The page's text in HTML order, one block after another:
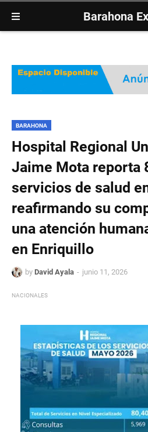
Barahona
BARAHONA
Hospital Regional
Jaime Mota reporta
servicios de salud
reafirmando su
una atención
en Enriquillo
by David Ayala junio 11, 2026
NACIONALES